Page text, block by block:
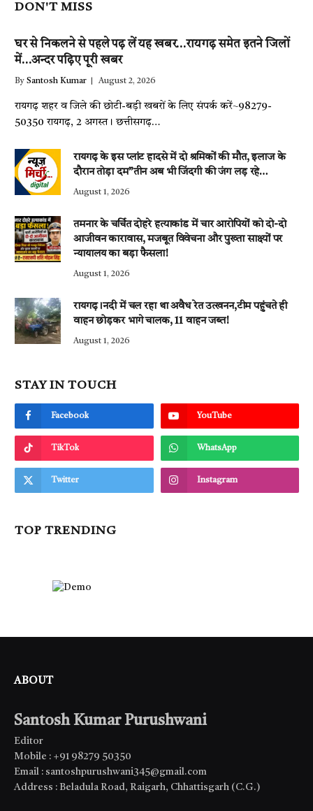
DON'T MISS
घर से निकलने से पहले पढ़ लें यह खबर…रायगढ़ समेत इतने जिलों
में…अन्दर पढ़िए पूरी खबर
By Santosh Kumar August 2, 2026
रायगढ़ शहर व जिले की छोटी-बड़ी खबरों के लिए संपर्क करें~98279-
50350 रायगढ़, 2 अगस्त। छत्तीसगढ़…
रायगढ़ के इस प्लांट हादसे में दो श्रमिकों की मौत, इलाज के
दौरान तोड़ा दम”तीन अब भी जिंदगी की जंग लड़ रहे…
August 1, 2026
तमनार के चर्चित दोहरे हत्याकांड में चार आरोपियों को दो-दो
आजीवन कारावास, मजबूत विवेचना और पुख्ता साक्ष्यों पर
न्यायालय का बड़ा फैसला!
August 1, 2026
रायगढ़।नदी में चल रहा था अवैध रेत उत्खनन,टीम पहुंचते ही
वाहन छोड़कर भागे चालक, 11 वाहन जब्त!
August 1, 2026
STAY IN TOUCH
Facebook YouTube
TikTok WhatsApp
Twitter Instagram
TOP TRENDING
ABOUT
Santosh Kumar Purushwani
Editor
Mobile : +91 98279 50350
Email : santoshpurushwani345@gmail.com
Address : Beladula Road, Raigarh, Chhattisgarh (C.G.)